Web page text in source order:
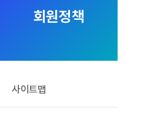
회원정책
사이트맵